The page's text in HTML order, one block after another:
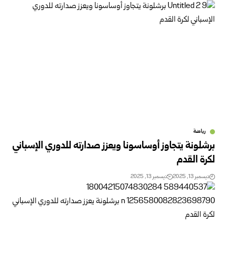
رياضة
برشلونة يتجاوز أوساسونا ويعزز صدارته للدوري الإسباني
لكرة القدم
ديسمبر 13, 2025 ديسمبر 13, 2025